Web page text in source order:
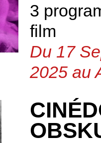
3
film
Du 17
2025 au